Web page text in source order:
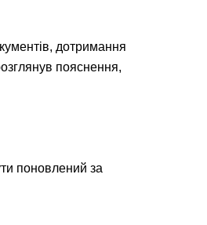
дотримання
пояснення,
поновлений за